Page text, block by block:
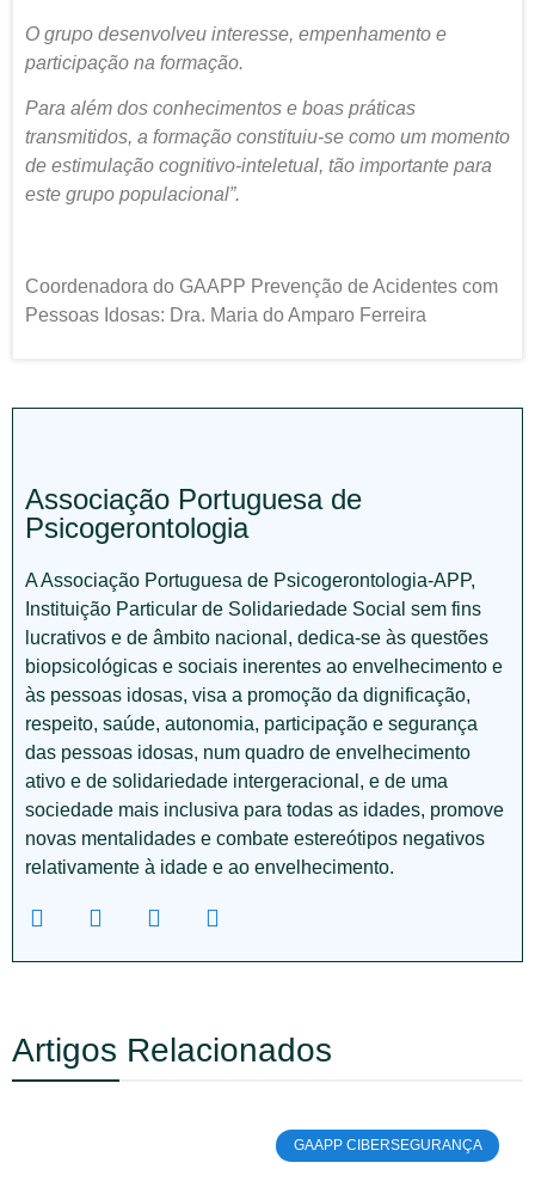
O grupo desenvolveu interesse, empenhamento e
participação na formação.
Para além dos conhecimentos e boas práticas
transmitidos, a formação constituiu-se como um momento
de estimulação cognitivo-inteletual, tão importante para
este grupo populacional”.
Coordenadora do GAAPP Prevenção de Acidentes com
Pessoas Idosas: Dra. Maria do Amparo Ferreira
Associação Portuguesa de
Psicogerontologia
A Associação Portuguesa de Psicogerontologia-APP,
Instituição Particular de Solidariedade Social sem fins
lucrativos e de âmbito nacional, dedica-se às questões
biopsicológicas e sociais inerentes ao envelhecimento e
às pessoas idosas, visa a promoção da dignificação,
respeito, saúde, autonomia, participação e segurança
das pessoas idosas, num quadro de envelhecimento
ativo e de solidariedade intergeracional, e de uma
sociedade mais inclusiva para todas as idades, promove
novas mentalidades e combate estereótipos negativos
relativamente à idade e ao envelhecimento.
Artigos Relacionados
GAAPP CIBERSEGURANÇA